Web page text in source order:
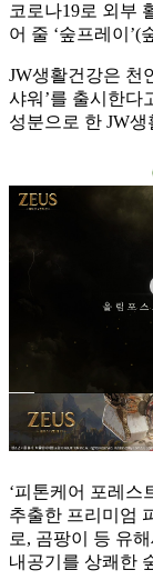
코로나19로 외부
어 줄 ‘숲프레이’(
JW생활건강은 천
샤워’를 출시한다
성분으로 한 JW
‘피톤케어 포레스
추출한 프리미엄
로, 곰팡이 등 유
내공기를 상쾌한